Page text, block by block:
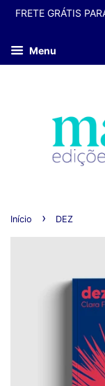
FRETE GRÁTIS
Menu
Início › DEZ